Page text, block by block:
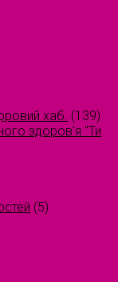
хаб. (139)
здоров'я "Ти
(5)